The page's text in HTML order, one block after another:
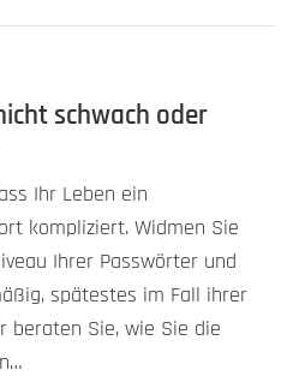
schwach oder
Ihr Leben ein
kompliziert. Widmen Sie
Ihrer Passwörter und
spätestes im Fall ihrer
beraten Sie, wie Sie die